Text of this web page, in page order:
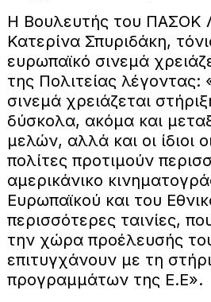
Η Βουλευτής του ΠΑΣΟΚ
Κατερίνα Σπυριδάκη,
ευρωπαϊκό σινεμά
της Πολιτείας λέγοντας:
σινεμά χρειάζεται
δύσκολα, ακόμα και
μελών, αλλά και οι ίδιοι
πολίτες προτιμούν
αμερικάνικο
Ευρωπαϊκού και του
περισσότερες ταινίες,
την χώρα προέλευσής
επιτυγχάνουν με τη
προγραμμάτων της Ε.Ε».